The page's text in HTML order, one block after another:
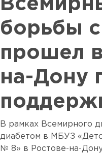
борьбы
прошел
на-Дону
В рамках Всемирного
диабетом в МБУЗ
№ 8» в Ростове-на-